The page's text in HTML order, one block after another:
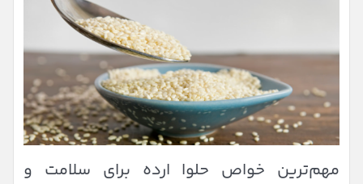
مهم‌ترین خواص حلوا ارده برای سلامت و